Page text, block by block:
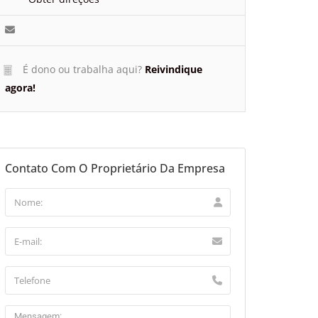
É dono ou trabalha aqui? Reivindique
agora!
Contato Com O Proprietário Da Empresa